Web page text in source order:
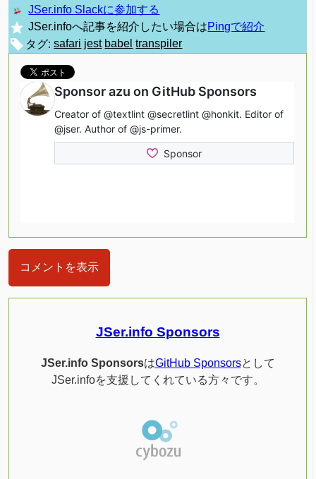
JSer.info Slackに参加する
JSer.infoへ記事を紹介したい場合はPingで紹介
タグ: safari jest babel transpiler
コメントを表示
JSer.info Sponsors
JSer.info SponsorsはGitHub Sponsorsとして
JSer.infoを支援してくれている方々です。